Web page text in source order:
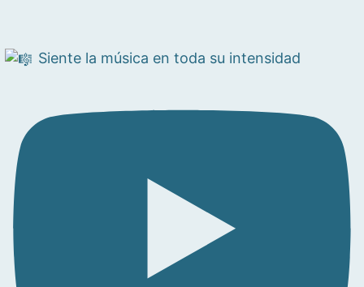
Siente la música en toda su intensidad